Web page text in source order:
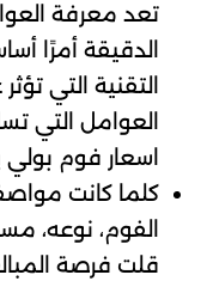
تعد معرفة
الدقيقة أمرًا
التقنية التي
العوامل التي
اسعار فوم بولي
كلما كانت
الفوم، نوعه،
قلت فرصة